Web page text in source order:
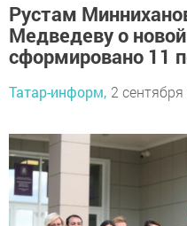
Рустам
Медведеву о
сформировано 11
Татар-информ, 2